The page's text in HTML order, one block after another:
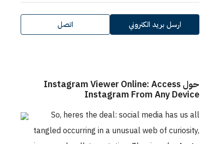
ارسل بريد الكتروني اتصل
حول Instagram Viewer Online: Access
Instagram From Any Device
So, heres the deal: social media has us all
tangled occurring in a unusual web of curiosity,